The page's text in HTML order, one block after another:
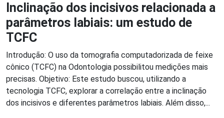
Inclinação dos incisivos relacionada a
parâmetros labiais: um estudo de
TCFC
Introdução: O uso da tomografia computadorizada de feixe
cônico (TCFC) na Odontologia possibilitou medições mais
precisas. Objetivo: Este estudo buscou, utilizando a
tecnologia TCFC, explorar a correlação entre a inclinação
dos incisivos e diferentes parâmetros labiais. Além disso,...